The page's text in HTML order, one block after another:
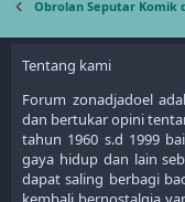
Obrolan Seputar Komik
Tentang kami
Forum zonadjadoel
dan bertukar opini
tahun 1960 s.d 1999
gaya hidup dan lain
dapat saling berbagi